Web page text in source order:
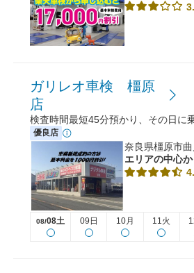
ガリレオ車検 橿原
店
検査時間最短45分預かり、その日に
優良店
奈良県橿原市
エリアの中心か
08/08土 09日 10月 11火